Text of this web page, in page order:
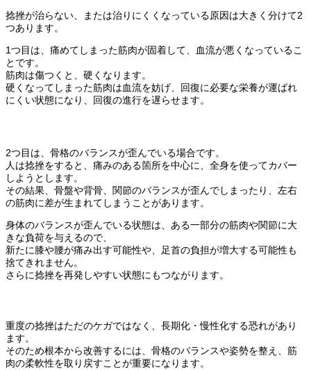
捻挫が治らない、または治りにくくなっている原因は大きく分けて2
つあります。
1つ目は、痛めてしまった筋肉が固着して、血流が悪くなっているこ
とです。
筋肉は傷つくと、硬くなります。
硬くなってしまった筋肉は血流を妨げ、回復に必要な栄養が運ばれ
にくい状態になり、回復の進行を遅らせます。
2つ目は、骨格のバランスが歪んでいる場合です。
人は捻挫をすると、痛みのある箇所を中心に、全身を使ってカバー
しようとします。
その結果、骨盤や背骨、関節のバランスが歪んでしまったり、左右
の筋肉に差が生まれてしまうことがあります。
身体のバランスが歪んでいる状態は、ある一部分の筋肉や関節に大
きな負荷を与えるので、
新たに膝や腰が痛み出す可能性や、足首の負担が増大する可能性も
捨てきれません。
さらに捻挫を再発しやすい状態にもつながります。
重度の捻挫はただのケガではなく、長期化・慢性化する恐れがあり
ます。
そのため根本から改善するには、骨格のバランスや姿勢を整え、筋
肉の柔軟性を取り戻すことが重要になります。